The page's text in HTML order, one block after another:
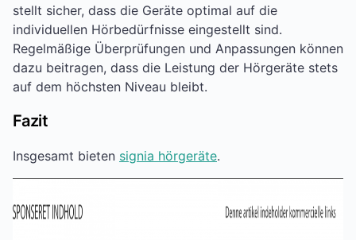
stellt sicher, dass die Geräte optimal auf die
individuellen Hörbedürfnisse eingestellt sind.
Regelmäßige Überprüfungen und Anpassungen können
dazu beitragen, dass die Leistung der Hörgeräte stets
auf dem höchsten Niveau bleibt.
Fazit
Insgesamt bieten signia hörgeräte.